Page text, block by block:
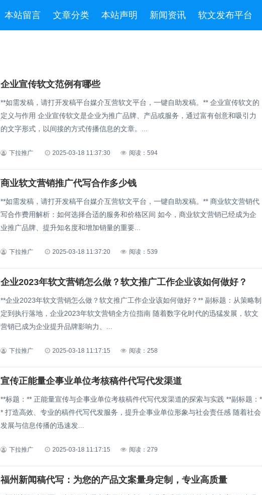
本站留言 文章分类 本站声明 新闻资讯 软文发布平台
企业宣传软文范例有哪些
**如需发稿，请打开发稿平台媒介互营软文平台，一键自助发稿。** 企业宣传软文的
定义与作用 企业宣传软文是企业为推广品牌、产品或服务，通过富有创意和吸引力
的文字形式，以间接的方式传播信息的文章。...
下拉推广 2025-03-18 11:37:30 阅读：594
商业软文营销推广代写合作多少钱
**如需发稿，请打开发稿平台媒介互营软文平台，一键自助发稿。** 商业软文营销代
写合作费用解析：如何选择合适的服务和价格区间 如今，商业软文营销已经成为企
业推广品牌、提升知名度和增加销量的重要...
下拉推广 2025-03-18 11:37:20 阅读：539
企业2023年软文营销怎么做？软文推广工作企业该如何做好？
**企业2023年软文营销怎么做？软文推广工作企业该如何做好？** 副标题：从策略制
定到执行落地，企业2023年软文营销全方位指南 随着数字化时代的迅猛发展，软文
营销已成为企业提升品牌影响力、...
下拉推广 2025-03-18 11:17:15 阅读：258
宣传正能量企事业单位考核稿件代写代发渠道
**标题：** 正能量宣传与企事业单位考核稿件代写代发渠道的探索与实践 **副标题：*
* 打造高效、专业的稿件代写代发服务，提升企事业单位形象与社会责任感 随着社会
发展与信息传播的迅速发...
下拉推广 2025-03-18 11:17:15 阅读：279
福州新闻稿代写：为您的产品文案量身定制，专业高质量